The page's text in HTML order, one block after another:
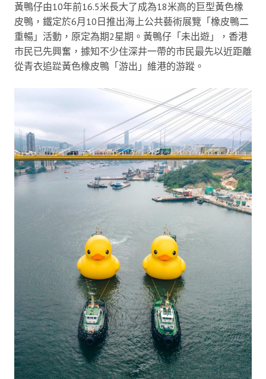
黃鴨仔由10年前16.5米長大了成為18米高的巨型黃色橡
皮鴨，鐵定於6月10日推出海上公共藝術展覽「橡皮鴨二
重暢」活動，原定為期2星期。黃鴨仔「未出遊」，香港
市民已先興奮，據知不少住深井一帶的市民最先以近距離
從青衣追踨黃色橡皮鴨「游出」維港的游蹤。